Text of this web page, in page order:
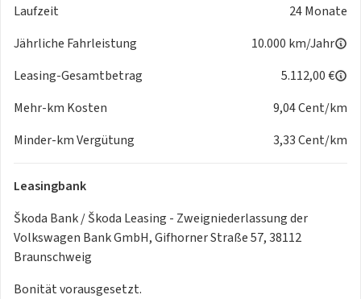
Sitze + Polster:
- Beheizbare Vorder- und Rücksitze
- Mittelarmlehne vorn
- Rücksitzbank ungeteilt, Lehne geteilt umlegbar mit
- Sport-Komfortsitze vorn
- Lendenwirbelstütze, manuell einstellbar in
Vordersitzlehnen
- Design SportLine Sitzbezüge in Stoff
- 3. Kopfstütze hinten
- Dreip.Automatikgurte hinten außen mit ECE-Label
Aussen:
- Grossdach-System
- Panorama Schiebedach
Laufzeit
24 Monate
Jährliche Fahrleistung
10.000 km/Jahr
Leasing-Gesamtbetrag
5.112,00 €
Mehr-km Kosten
9,04 Cent/km
Minder-km Vergütung
3,33 Cent/km
Leasingbank
Škoda Bank / Škoda Leasing - Zweigniederlassung der
Volkswagen Bank GmbH, Gifhorner Straße 57, 38112
Braunschweig
Bonität vorausgesetzt.